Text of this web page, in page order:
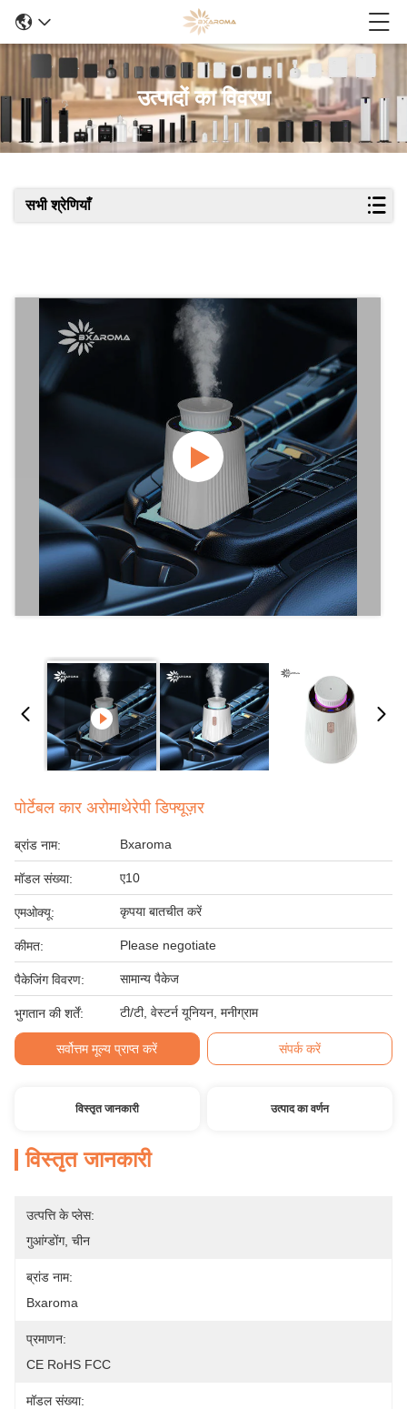
उत्पादों का विवरण
सभी श्रेणियाँ
पोर्टेबल कार अरोमाथेरेपी डिफ्यूज़र
ब्रांड नाम: Bxaroma
मॉडल संख्या: ए10
एमओक्यू: कृपया बातचीत करें
कीमत: Please negotiate
पैकेजिंग विवरण: सामान्य पैकेज
भुगतान की शर्तें: टी/टी, वेस्टर्न यूनियन, मनीग्राम
सर्वोत्तम मूल्य प्राप्त करें संपर्क करें
विस्तृत जानकारी उत्पाद का वर्णन
विस्तृत जानकारी
उत्पत्ति के प्लेस:
गुआंग्डोंग, चीन
ब्रांड नाम:
Bxaroma
प्रमाणन:
CE RoHS FCC
मॉडल संख्या: